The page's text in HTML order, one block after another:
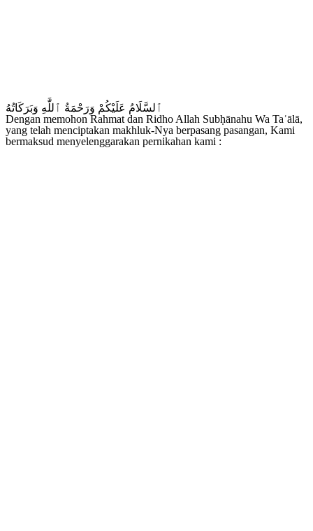
ٱلسَّلَامُ عَلَيْكُمْ وَرَحْمَةُ ٱللَّٰهِ وَبَرَكَاتُهُ
Dengan memohon Rahmat dan Ridho Allah Subḥānahu Wa Taʿālā,
yang telah menciptakan makhluk-Nya berpasang pasangan, Kami
bermaksud menyelenggarakan pernikahan kami :